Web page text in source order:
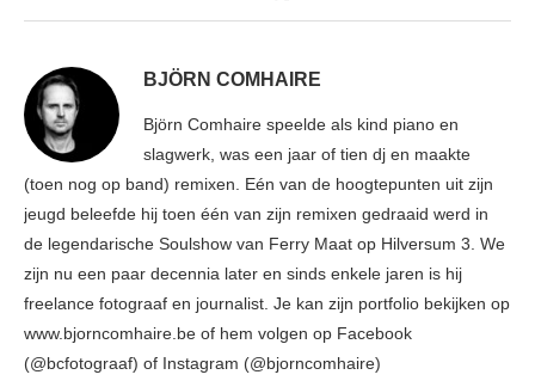
BJÖRN COMHAIRE
Björn Comhaire speelde als kind piano en
slagwerk, was een jaar of tien dj en maakte
(toen nog op band) remixen. Eén van de hoogtepunten uit zijn
jeugd beleefde hij toen één van zijn remixen gedraaid werd in
de legendarische Soulshow van Ferry Maat op Hilversum 3. We
zijn nu een paar decennia later en sinds enkele jaren is hij
freelance fotograaf en journalist. Je kan zijn portfolio bekijken op
www.bjorncomhaire.be of hem volgen op Facebook
(@bcfotograaf) of Instagram (@bjorncomhaire)